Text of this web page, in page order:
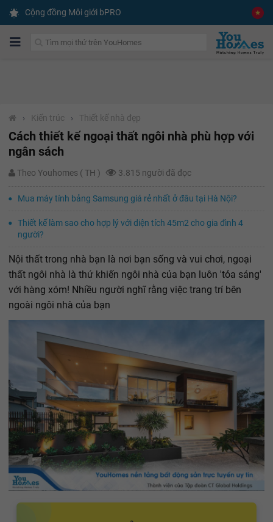
Cộng đồng Môi giới bPRO
› Kiến trúc › Thiết kế nhà đẹp
Cách thiết kế ngoại thất ngôi nhà phù hợp với
ngân sách
Theo Youhomes ( TH ) 3.815 người đã đọc
Mua máy tính bảng Samsung giá rẻ nhất ở đâu tại Hà Nội?
Thiết kế làm sao cho hợp lý với diện tích 45m2 cho gia đình 4
người?
Nội thất trong nhà bạn là nơi bạn sống và vui chơi, ngoại
thất ngôi nhà là thứ khiến ngôi nhà của bạn luôn 'tỏa sáng'
với hàng xóm! Nhiều người nghĩ rằng việc trang trí bên
ngoài ngôi nhà của bạn